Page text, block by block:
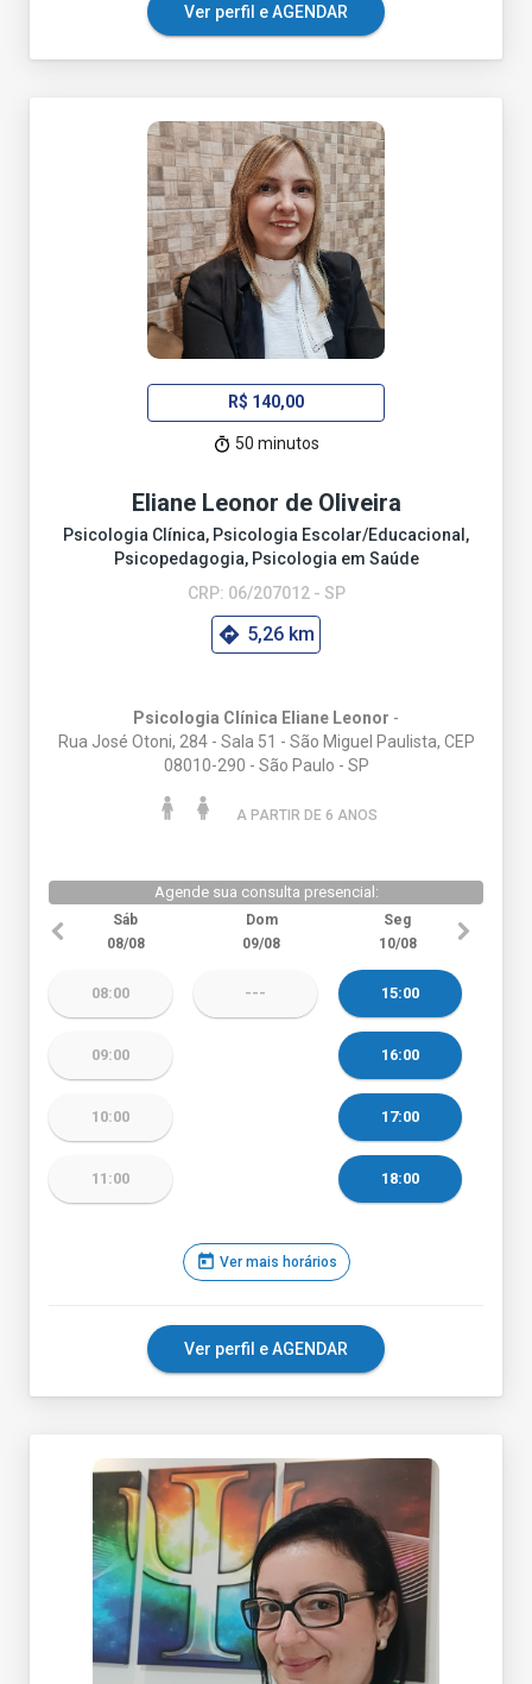
Ver perfil e AGENDAR
R$ 140,00
50 minutos
Eliane Leonor de Oliveira
Psicologia Clínica, Psicologia Escolar/Educacional,
Psicopedagogia, Psicologia em Saúde
CRP: 06/207012 - SP
5,26 km
Psicologia Clínica Eliane Leonor -
Rua José Otoni, 284 - Sala 51 - São Miguel Paulista, CEP
08010-290 - São Paulo - SP
A PARTIR DE 6 ANOS
Agende sua consulta presencial:
Sáb
08/08
Dom
09/08
Seg
10/08
08:00
09:00
10:00
11:00
--- 15:00
16:00
17:00
18:00
today Ver mais horários
Ver perfil e AGENDAR